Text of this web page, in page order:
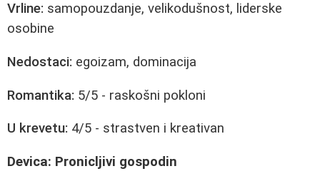
Vrline: samopouzdanje, velikodušnost, liderske
osobine
Nedostaci: egoizam, dominacija
Romantika: 5/5 - raskošni pokloni
U krevetu: 4/5 - strastven i kreativan
Devica: Pronicljivi gospodin